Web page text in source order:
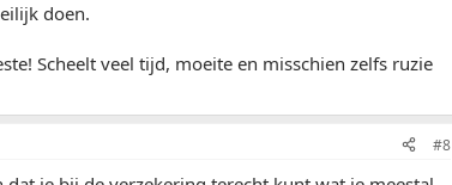
doen.
Scheelt veel tijd, moeite en misschien zelfs ruzie
#8